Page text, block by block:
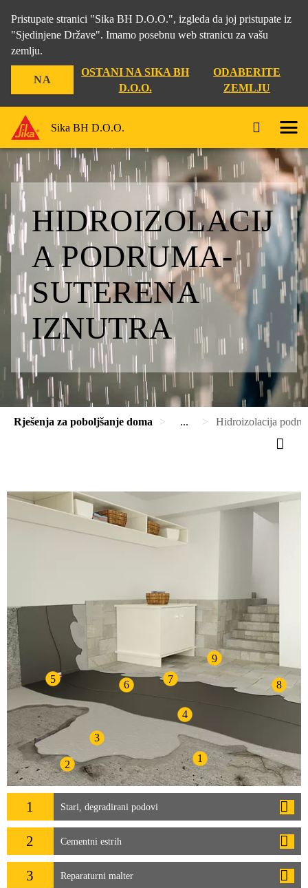
Pristupate stranici "Sika BH D.O.O.", izgleda da joj pristupate iz
"Sjedinjene Države". Imamo posebnu web stranicu za vašu
zemlju.
NA
OSTANI NA SIKA BH
D.O.O.
ODABERITE
ZEMLJU
Sika BH D.O.O.
HIDROIZOLACIJ
A PODRUMA-
SUTERENA
IZNUTRA
Rješenja za poboljšanje doma ... Hidroizolacija
1
2
3
4
5
6
7
8
9
1 Stari, degradirani podovi
2 Cementni estrih
3 Reparaturni malter